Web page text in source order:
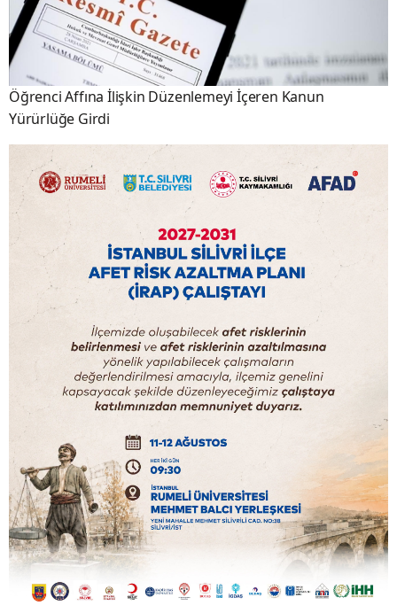
Öğrenci Affına İlişkin Düzenlemeyi İçeren Kanun
Yürürlüğe Girdi